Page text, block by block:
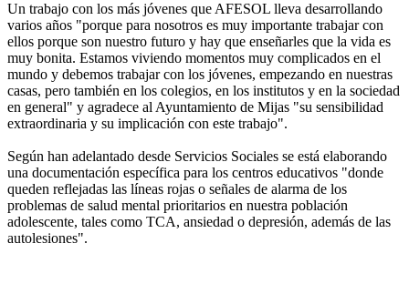
Un trabajo con los más jóvenes que AFESOL lleva desarrollando
varios años "porque para nosotros es muy importante trabajar con
ellos porque son nuestro futuro y hay que enseñarles que la vida es
muy bonita. Estamos viviendo momentos muy complicados en el
mundo y debemos trabajar con los jóvenes, empezando en nuestras
casas, pero también en los colegios, en los institutos y en la sociedad
en general" y agradece al Ayuntamiento de Mijas "su sensibilidad
extraordinaria y su implicación con este trabajo".
Según han adelantado desde Servicios Sociales se está elaborando
una documentación específica para los centros educativos "donde
queden reflejadas las líneas rojas o señales de alarma de los
problemas de salud mental prioritarios en nuestra población
adolescente, tales como TCA, ansiedad o depresión, además de las
autolesiones".